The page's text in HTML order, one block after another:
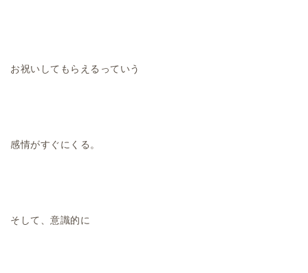
お祝いしてもらえるっていう
感情がすぐにくる。
そして、意識的に